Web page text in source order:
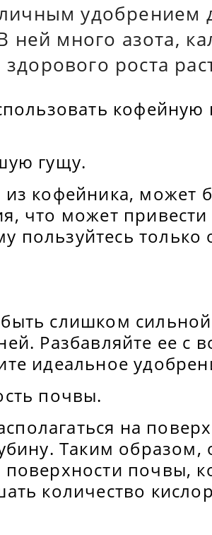
удобрением
ней много азота,
роста
кофейную
гущу.
кофейника, может
что может привести
пользуйтесь только
слишком
Разбавляйте ее с
идеальное
почвы.
на
Таким образом,
почвы,
количество